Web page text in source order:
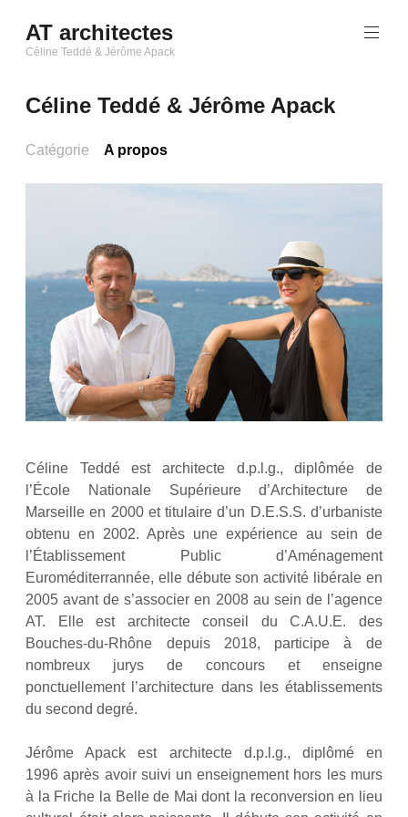
au
contenu
AT architectes
Céline Teddé & Jérôme Apack
Céline Teddé & Jérôme Apack
Catégorie A propos
Céline Teddé est architecte d.p.l.g., diplômée de
l’École Nationale Supérieure d’Architecture de
Marseille en 2000 et titulaire d’un D.E.S.S. d’urbaniste
obtenu en 2002. Après une expérience au sein de
l’Établissement Public d’Aménagement
Euroméditerrannée, elle débute son activité libérale en
2005 avant de s’associer en 2008 au sein de l’agence
AT. Elle est architecte conseil du C.A.U.E. des
Bouches-du-Rhône depuis 2018, participe à de
nombreux jurys de concours et enseigne
ponctuellement l’architecture dans les établissements
du second degré.
Jérôme Apack est architecte d.p.l.g., diplômé en
1996 après avoir suivi un enseignement hors les murs
à la Friche la Belle de Mai dont la reconversion en lieu